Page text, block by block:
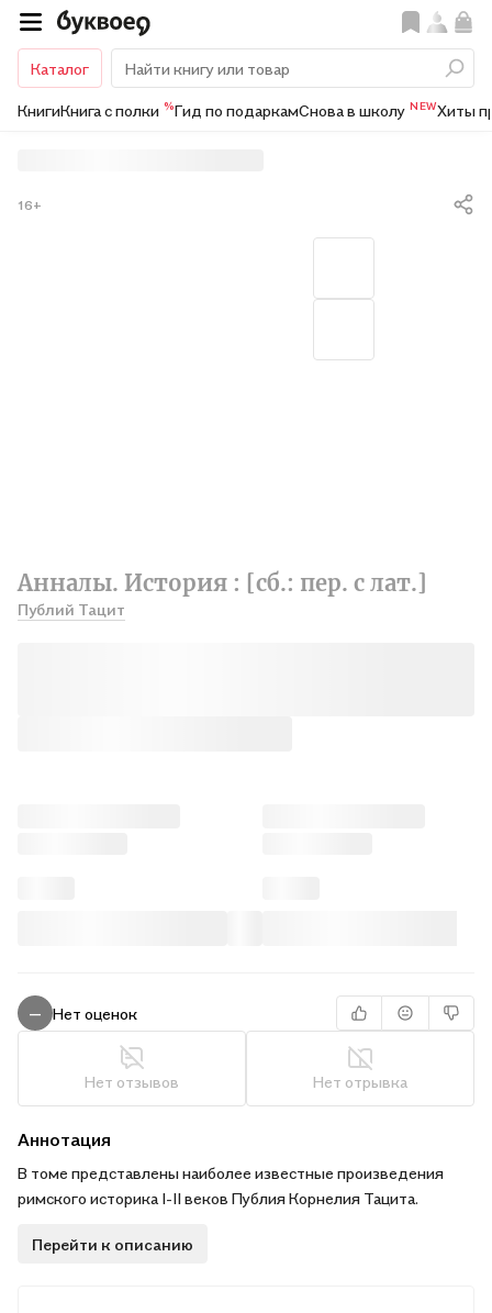
Каталог
КнигиКнига с полки %Гид по подаркамСнова в школу NEWХиты
Анналы. История : [сб.: пер. с лат.]
Публий Тацит
16+
— Нет оценок
Нет отзывов Нет отрывка
Аннотация
В томе представлены наиболее известные произведения
римского историка I-II веков Публия Корнелия Тацита.
Перейти к описанию